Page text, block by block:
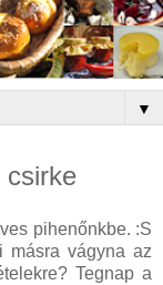
▼
csirke
pihenőnkbe. :S
másra vágyna az
Tegnap a